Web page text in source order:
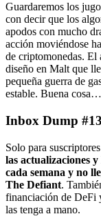
Guardaremos los
con decir que los
apodos con mucho
acción moviéndose
de criptomonedas.
diseño en Malt que
pequeña guerra de
estable. Buena cosa…
Inbox Dump #13
Solo para
las actualizaciones
cada semana y no
The Defiant.
financiación de DeFi
las tenga a mano.